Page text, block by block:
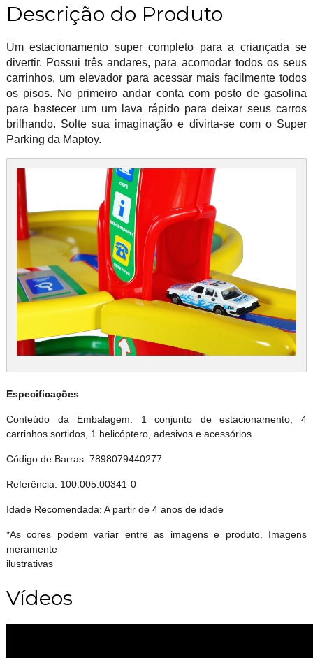
Descrição do Produto
Um estacionamento super completo para a criançada se
divertir. Possui três andares, para acomodar todos os seus
carrinhos, um elevador para acessar mais facilmente todos
os pisos. No primeiro andar conta com posto de gasolina
para bastecer um um lava rápido para deixar seus carros
brilhando. Solte sua imaginação e divirta-se com o Super
Parking da Maptoy.
Especificações
Conteúdo da Embalagem: 1 conjunto de estacionamento, 4
carrinhos sortidos, 1 helicóptero, adesivos e acessórios
Código de Barras: 7898079440277
Referência: 100.005.00341-0
Idade Recomendada: A partir de 4 anos de idade
*As cores podem variar entre as imagens e produto. Imagens
meramente
ilustrativas
Vídeos